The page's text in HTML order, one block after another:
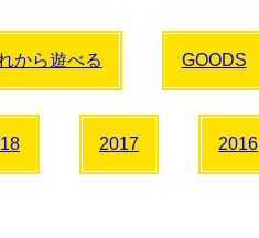
から遊べる GOODS
2017 2016